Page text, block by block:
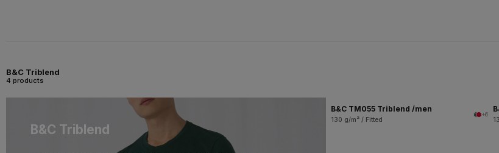
B&C Triblend
4 products
B&C Triblend
B&C TM055 Triblend /men
130 g/m² / Fitted
+6